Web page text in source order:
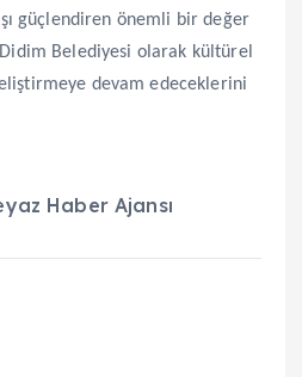
güçlendiren önemli bir değer
Belediyesi olarak kültürel
devam edeceklerini
Haber Ajansı